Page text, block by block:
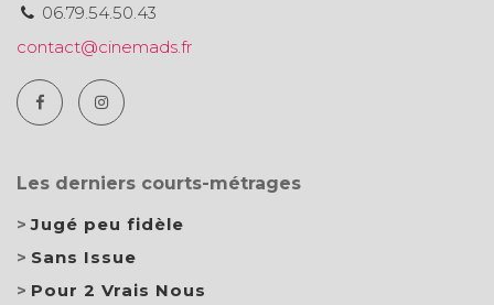
06.79.54.50.43
contact@cinemads.fr
Les derniers courts-métrages
Jugé peu fidèle
Sans Issue
Pour 2 Vrais Nous